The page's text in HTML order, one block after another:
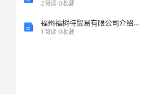
2024
2阅读 0收藏
福州福树特贸易有限公司介绍企业发展分析报告
1阅读 0收藏